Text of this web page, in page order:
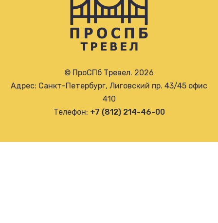
© ПроСПб Тревел. 2026
Адрес: Санкт-Петербург, Лиговский пр. 43/45 офис
410
Телефон: +7 (812) 214-46-00